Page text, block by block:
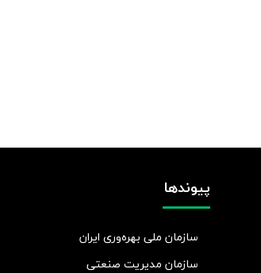
پیوندها
سازمان ملی بهره‌وری ایران
سازمان مدیریت صنعتی